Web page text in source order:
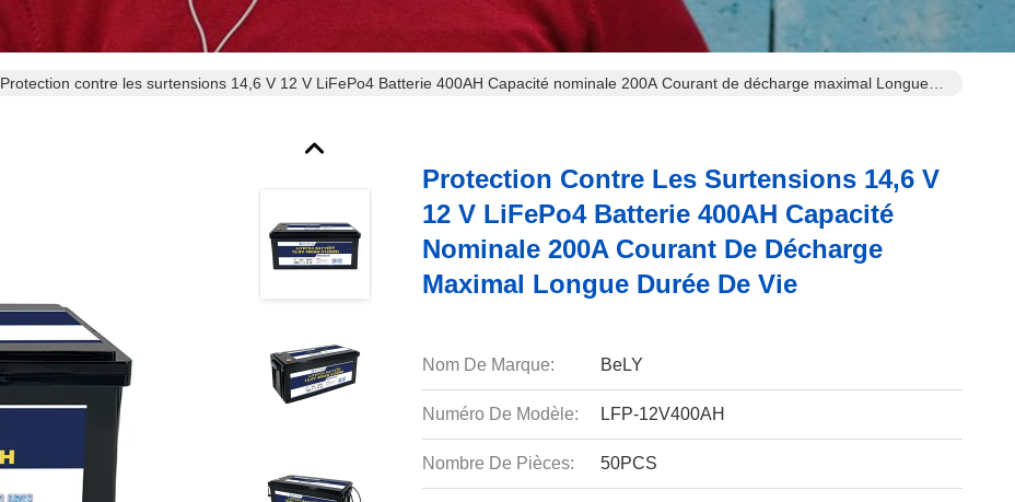
Protection contre les surtensions 14,6 V 12 V LiFePo4 Batterie 400AH Capacité nominale 200A Courant de décharge maximal Longue
Protection Contre Les Surtensions 14,6 V
12 V LiFePo4 Batterie 400AH Capacité
Nominale 200A Courant De Décharge
Maximal Longue Durée De Vie
Nom De Marque: BeLY
Numéro De Modèle: LFP-12V400AH
Nombre De Pièces: 50PCS